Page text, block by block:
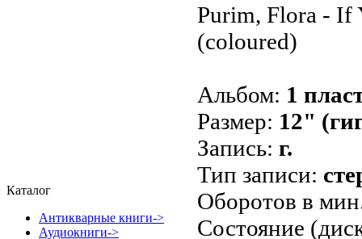
Каталог
Антикварные книги->
Аудиокниги->
Purim, Flora -
(coloured)
Альбом: 1
Размер: 12"
Запись: г.
Тип записи:
Оборотов в
Состояние